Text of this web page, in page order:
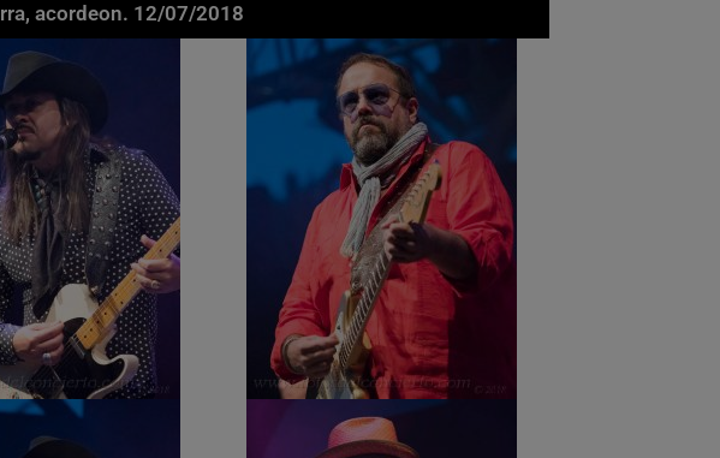
acordeon. 12/07/2018